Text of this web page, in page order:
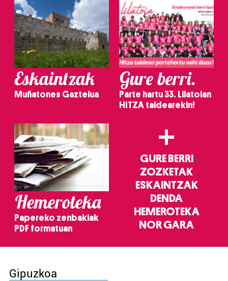
Eskaintzak
Muñatones Gaztelua
Gure berri.
Parte hartu 33. Lilatoian
HITZA taldearekin!
Hemeroteka
Papereko zenbakiak
PDF formatuan
+
GURE BERRI
ZOZKETAK
ESKAINTZAK
DENDA
HEMEROTEKA
NOR GARA
Gipuzkoa